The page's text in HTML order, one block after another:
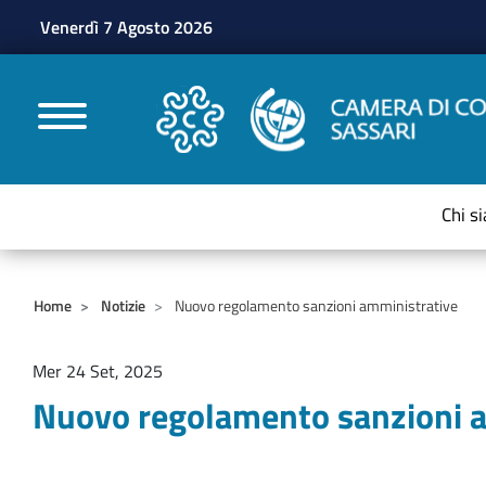
Venerdì 7 Agosto 2026
CAMERE DI
Chi
Home Notizie Nuovo regolamento sanzioni amministrative
Mer 24 Set, 2025
Nuovo regolamento sanzioni